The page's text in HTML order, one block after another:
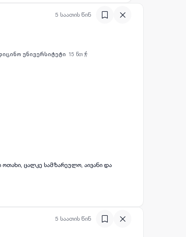
5 საათის წინ
უნივერსიტეტი 15 წთ
ცალკე სამზარეულო, აივანი და
5 საათის წინ